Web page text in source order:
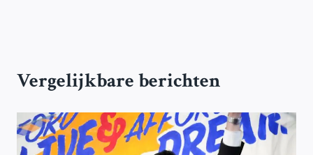
Vergelijkbare berichten